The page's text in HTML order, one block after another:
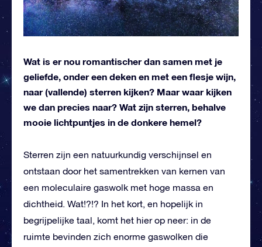
Wat is er nou romantischer dan samen met je
geliefde, onder een deken en met een flesje wijn,
naar (vallende) sterren kijken? Maar waar kijken
we dan precies naar? Wat zijn sterren, behalve
mooie lichtpuntjes in de donkere hemel?
Sterren zijn een natuurkundig verschijnsel en
ontstaan door het samentrekken van kernen van
een moleculaire gaswolk met hoge massa en
dichtheid. Wat!?!? In het kort, en hopelijk in
begrijpelijke taal, komt het hier op neer: in de
ruimte bevinden zich enorme gaswolken die